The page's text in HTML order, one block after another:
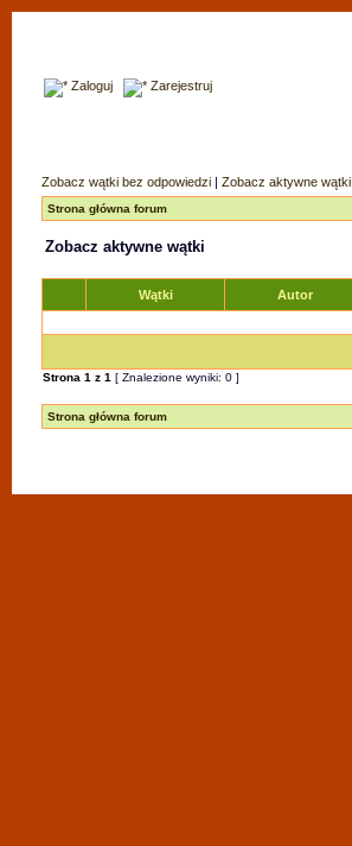
Zaloguj Zarejestruj
Zobacz wątki bez odpowiedzi | Zobacz aktywne wątki
Strona główna forum
Zobacz aktywne wątki
Wątki Autor
Strona 1 z 1 [ Znalezione wyniki: 0 ]
Strona główna forum